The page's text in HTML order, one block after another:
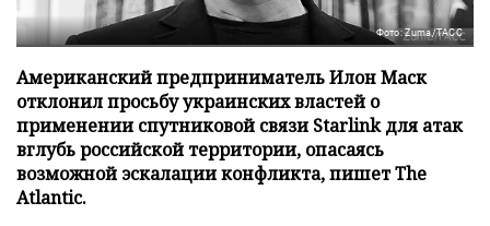
Фото: Zuma/ТАСС
Американский предприниматель Илон Маск
отклонил просьбу украинских властей о
применении спутниковой связи Starlink для атак
вглубь российской территории, опасаясь
возможной эскалации конфликта, пишет The
Atlantic.